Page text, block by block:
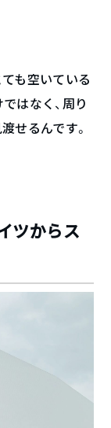
も空いている
はなく、周り
せるんです。
ツからス